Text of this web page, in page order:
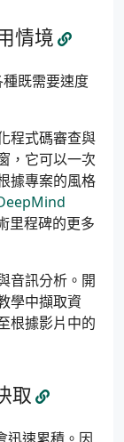
情境
既需要速度
程式碼審查與
，它可以一次
據專案的風格
里程碑的更多
音訊分析。開
學中擷取資
根據影片中的
取